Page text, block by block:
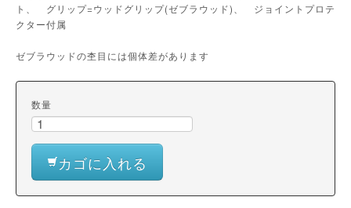
ト、 グリップ=ウッドグリップ(ゼブラウッド)、 ジョイントプロテ
クター付属
ゼブラウッドの杢目には個体差があります
数量
カゴに入れる